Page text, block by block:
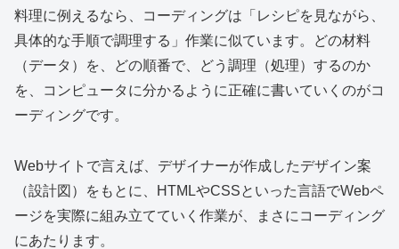
料理に例えるなら、コーディングは「レシピを見ながら、
具体的な手順で調理する」作業に似ています。どの材料
（データ）を、どの順番で、どう調理（処理）するのか
を、コンピュータに分かるように正確に書いていくのがコ
ーディングです。
Webサイトで言えば、デザイナーが作成したデザイン案
（設計図）をもとに、HTMLやCSSといった言語でWebペ
ージを実際に組み立てていく作業が、まさにコーディング
にあたります。